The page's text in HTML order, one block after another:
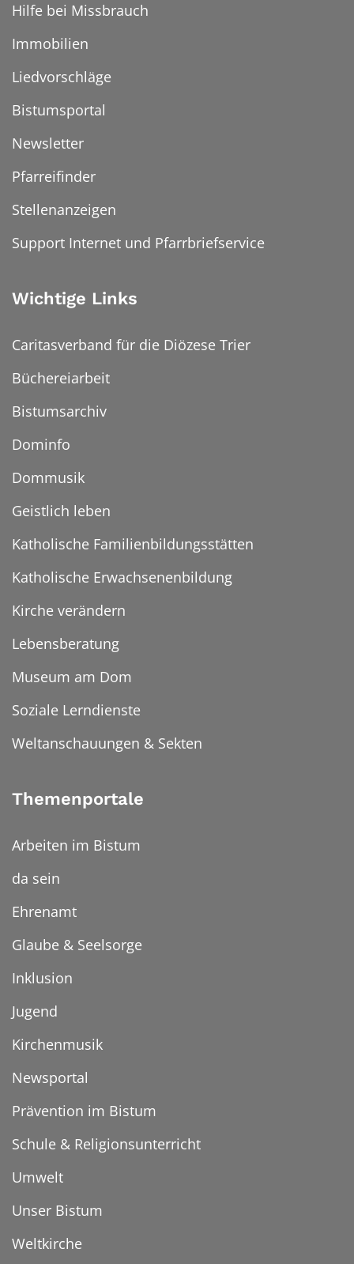
Hilfe bei Missbrauch
Immobilien
Liedvorschläge
Bistumsportal
Newsletter
Pfarreifinder
Stellenanzeigen
Support Internet und Pfarrbriefservice
Wichtige Links
Caritasverband für die Diözese Trier
Büchereiarbeit
Bistumsarchiv
Dominfo
Dommusik
Geistlich leben
Katholische Familienbildungsstätten
Katholische Erwachsenenbildung
Kirche verändern
Lebensberatung
Museum am Dom
Soziale Lerndienste
Weltanschauungen & Sekten
Themenportale
Arbeiten im Bistum
da sein
Ehrenamt
Glaube & Seelsorge
Inklusion
Jugend
Kirchenmusik
Newsportal
Prävention im Bistum
Schule & Religionsunterricht
Umwelt
Unser Bistum
Weltkirche